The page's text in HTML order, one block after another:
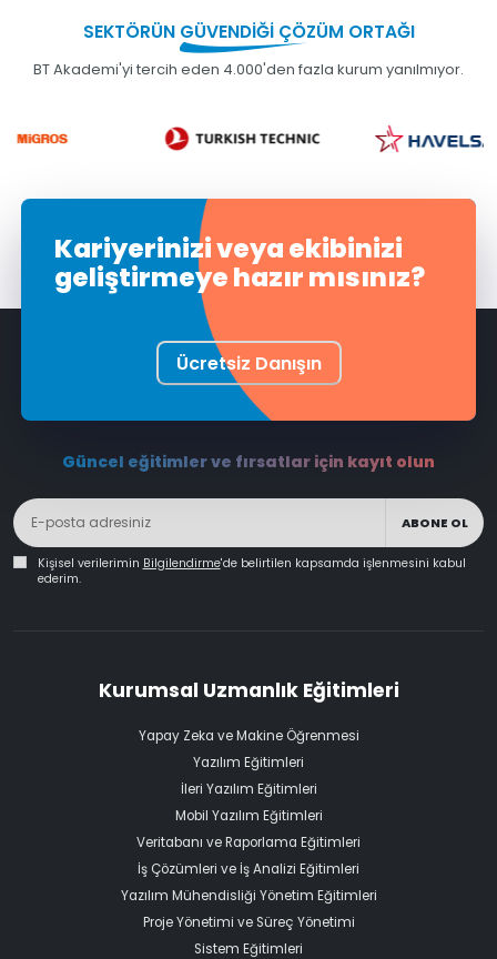
SEKTÖRÜN GÜVENDİĞİÇÖZÜM ORTAĞI
BT Akademi'yi tercih eden 4.000'den fazla kurum yanılmıyor.
Kariyerinizi veya ekibinizi
geliştirmeye hazır mısınız?
Ücretsiz Danışın
Güncel eğitimler ve fırsatlar için kayıt olun
ABONE OL
Kişisel verilerimin Bilgilendirme'de belirtilen kapsamda işlenmesini kabul
ederim.
Kurumsal Uzmanlık Eğitimleri
Yapay Zeka ve Makine Öğrenmesi
Yazılım Eğitimleri
İleri Yazılım Eğitimleri
Mobil Yazılım Eğitimleri
Veritabanı ve Raporlama Eğitimleri
İş Çözümleri ve İş Analizi Eğitimleri
Yazılım Mühendisliği Yönetim Eğitimleri
Proje Yönetimi ve Süreç Yönetimi
Sistem Eğitimleri